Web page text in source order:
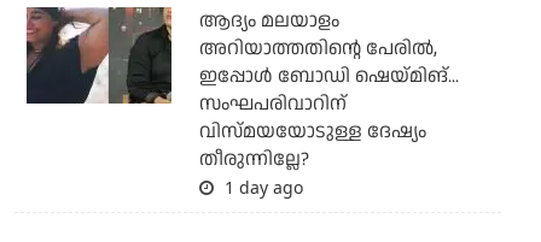
ആദ്യം മലയാളം
അറിയാത്തതിന്റെ പേരില്‍,
ഇപ്പോള്‍ ബോഡി ഷെയ്മിങ്...
സംഘപരിവാറിന്
വിസ്മയയോടുള്ള ദേഷ്യം
തീരുന്നില്ലേ?
1 day ago